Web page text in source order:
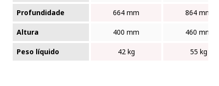
Profundidade 664 mm 864 mm
Altura 400 mm 460 mm
Peso líquido 42 kg 55 kg